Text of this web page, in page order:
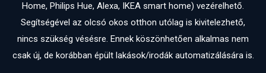
Home, Philips Hue, Alexa, IKEA smart home) vezérelhető.
Segítségével az olcsó okos otthon utólag is kivitelezhető,
nincs szükség vésésre. Ennek köszönhetően alkalmas nem
csak új, de korábban épült lakások/irodák automatizálására is.